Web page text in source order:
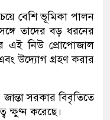
বেশি ভূমিকা পালন
তাদের বড় ধরনের
এই নিউ প্রোপোজাল
উদ্যোগ গ্রহণ করার
সরকার বিবৃতিতে
ক্ষুণ্ন করেছে।